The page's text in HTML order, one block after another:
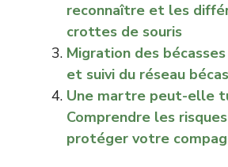
reconnaître et les
crottes de souris
Migration des
et suivi du réseau
Une martre peut-elle
Comprendre les
protéger votre